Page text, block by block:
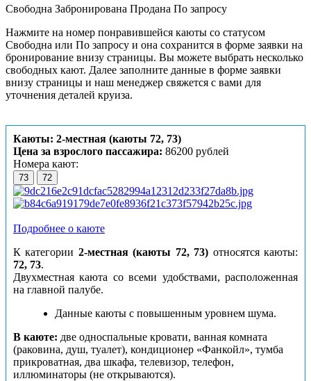
Свободна Забронирована Продана По запросу
Нажмите на номер понравившейся каюты со статусом
Свободна или По запросу и она сохранится в форме заявки на
бронирование внизу страницы. Вы можете выбрать несколько
свободных кают. Далее заполните данные в форме заявки
внизу страницы и наш менеджер свяжется с вами для
уточнения деталей круиза.
Каюты: 2-местная (каюты 72, 73)
Цена за взрослого пассажира: 86200 рублей
Номера кают:
73 72
Подробнее о каюте
К категории 2-местная (каюты 72, 73) относятся каюты:
72, 73.
Двухместная каюта со всеми удобствами, расположенная
на главной палубе.
Данные каюты с повышенным уровнем шума.
В каюте: две односпальные кровати, ванная комната
(раковина, душ, туалет), кондиционер «Фанкойл», тумба
прикроватная, два шкафа, телевизор, телефон,
иллюминаторы (не открываются).